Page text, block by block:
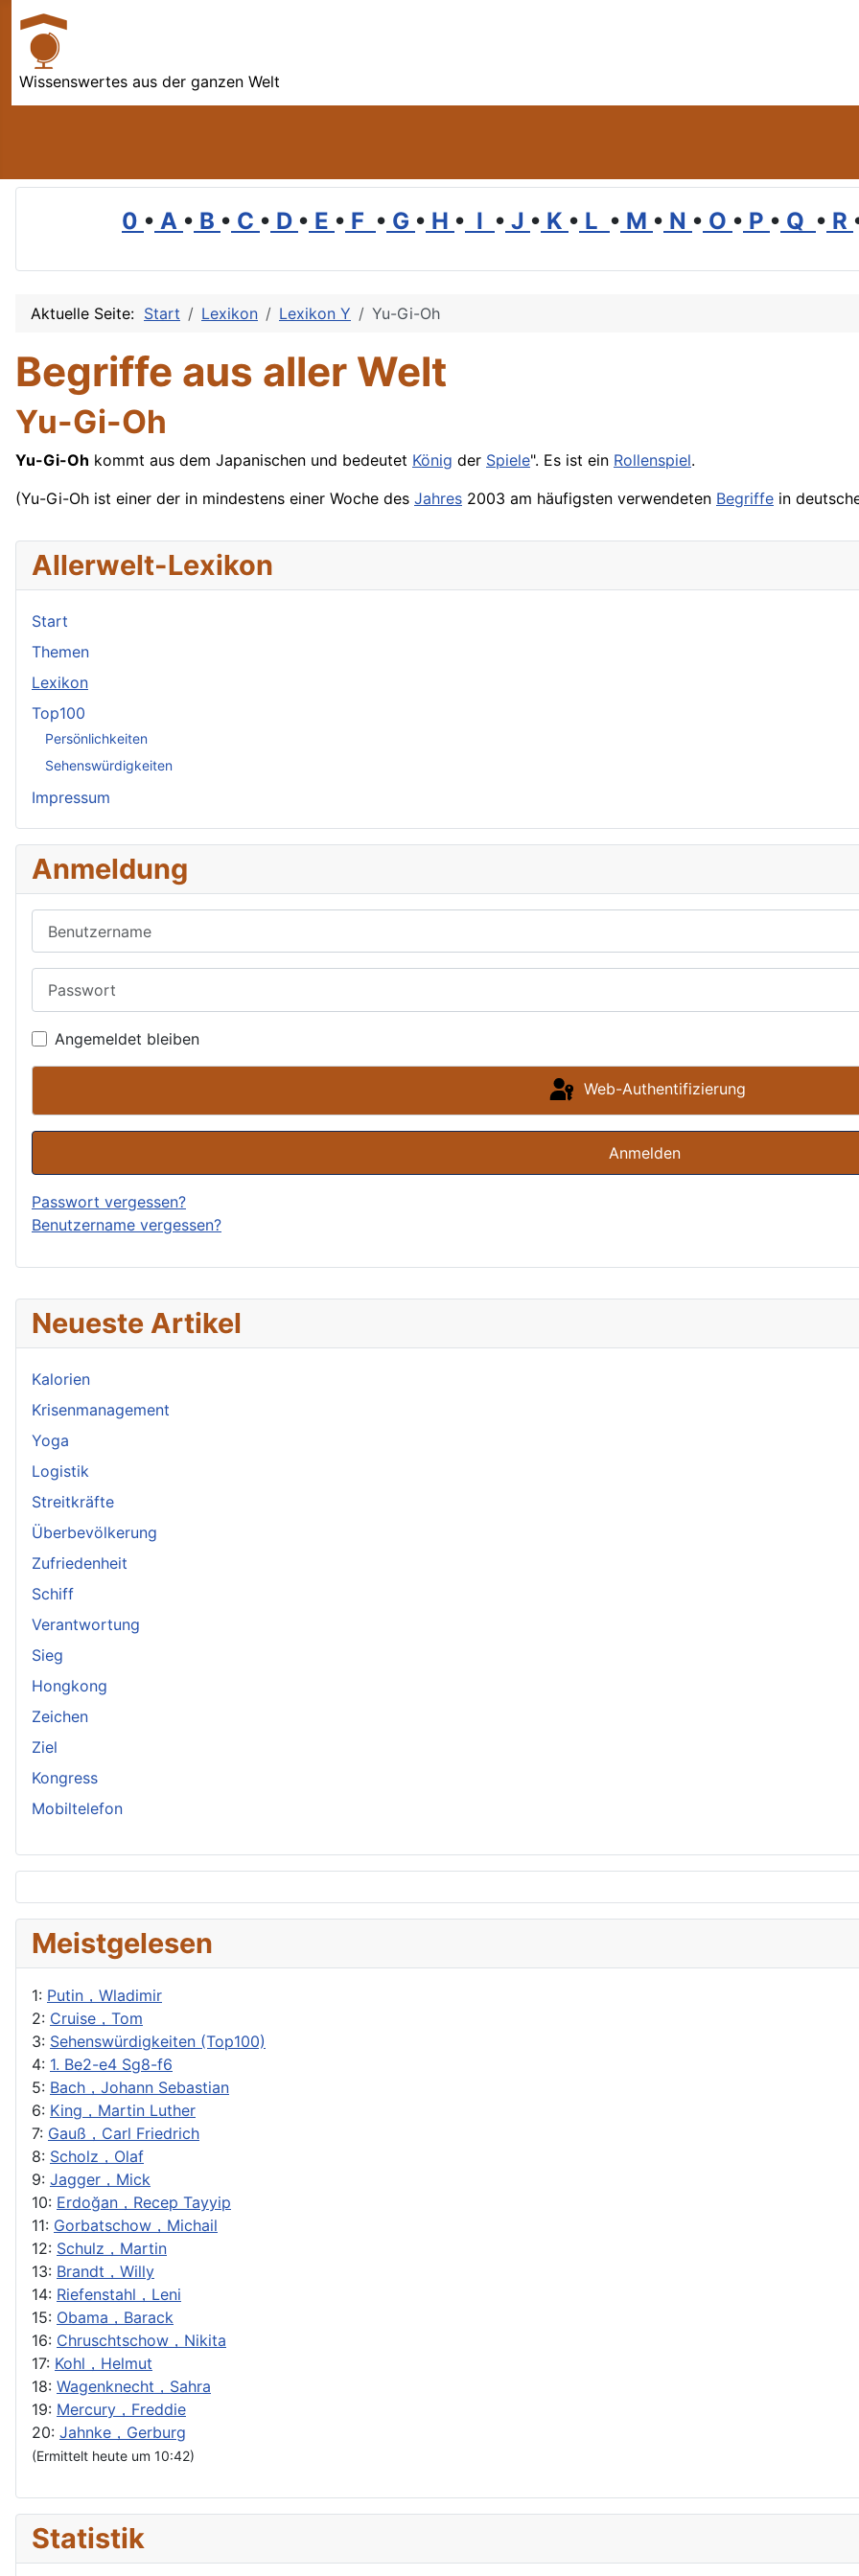
Wissenswertes aus der ganzen Welt
0 • A • B • C • D • E • F • G • H • I • J • K • L • M • N • O • P • Q • R
Neueste Artikel
Kalorien
Krisenmanagement
Yoga
Logistik
Streitkräfte
Überbevölkerung
Zufriedenheit
Schiff
Verantwortung
Sieg
Hongkong
Zeichen
Ziel
Kongress
Mobiltelefon
Meistgelesen
1: Putin，Wladimir
2: Cruise，Tom
3: Sehenswürdigkeiten (Top100)
4: 1. Be2-e4 Sg8-f6
5: Bach，Johann Sebastian
6: King，Martin Luther
7: Gauß，Carl Friedrich
8: Scholz，Olaf
9: Jagger，Mick
10: Erdoğan，Recep Tayyip
11: Gorbatschow，Michail
12: Schulz，Martin
13: Brandt，Willy
14: Riefenstahl，Leni
15: Obama，Barack
16: Chruschtschow，Nikita
17: Kohl，Helmut
18: Wagenknecht，Sahra
19: Mercury，Freddie
20: Jahnke，Gerburg
(Ermittelt heute um 10:42)
Statistik
Aktuelle Seite: Start Lexikon Lexikon Y Yu-Gi-Oh
Begriffe aus aller Welt
Yu-Gi-Oh
Yu-Gi-Oh kommt aus dem Japanischen und bedeutet König der Spiele". Es ist ein Rollenspiel.
(Yu-Gi-Oh ist einer der in mindestens einer Woche des Jahres 2003 am häufigsten verwendeten Begriffe in
Allerwelt-Lexikon
Start
Themen
Lexikon
Top100
Persönlichkeiten
Sehenswürdigkeiten
Impressum
Anmeldung
Angemeldet bleiben
Web-Authentifizierung
Anmelden
Passwort vergessen?
Benutzername vergessen?